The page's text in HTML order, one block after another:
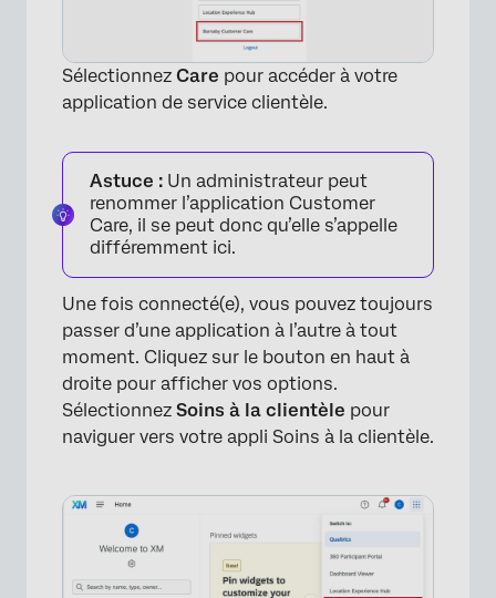
×
Sélectionnez Care pour accéder à votre
application de service clientèle.
Astuce : Un administrateur peut
renommer l’application Customer
Care, il se peut donc qu’elle s’appelle
différemment ici.
Une fois connecté(e), vous pouvez toujours
passer d’une application à l’autre à tout
moment. Cliquez sur le bouton en haut à
droite pour afficher vos options.
Sélectionnez Soins à la clientèle pour
naviguer vers votre appli Soins à la clientèle.